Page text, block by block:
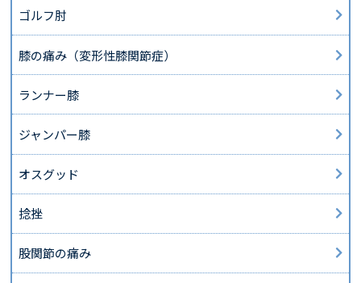
ゴルフ肘
膝の痛み（変形性膝関節症）
ランナー膝
ジャンパー膝
オスグッド
捻挫
股関節の痛み